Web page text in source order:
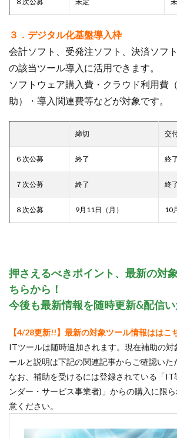
３．デジタル化基盤導入枠
会計ソフト、受発注ソフト、決済ソフ
の該当ツール導入に活用できます。
ソフトウェア購入費・クラウド利用費
助）・導入関連費等などが対象です。
締切 交
６次公募 終了 終了
７次公募 終了 終了
８次公募 9月11日（月） 10
押さえるべきポイント、最新の対
ちらから！
今後も最新情報を随時更新&配信い
【4/28更新!!】 最新の対象ツール情報ははこ
ITツールは随時追加されます。現在補助の
ールと説明は下記の関連記事からご確認いた
なお、補助を受けるには登録されている「
ンダー・サービス事業者)」からの購入に限
意ください。